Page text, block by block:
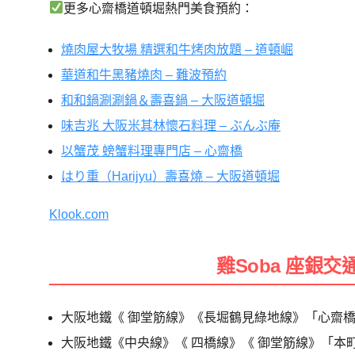
更多心齋橋道頓堀熱門美食預約：
燒肉屋大牧場 精選和牛烤肉放題 – 道頓崛
華道和牛黑豬燒肉 – 難波預約
和和鍋涮涮鍋＆壽喜鍋 – 大阪道頓堀
味吉兆 大阪米其林懷石料理 – ぶんぶ庵
以蟹茂 螃蟹料理專門店 – 心齋橋
はり重（Harijyu）壽喜燒 – 大阪道頓堀
Klook.com
雞Soba 座銀交
大阪地鐵《 御堂筋線》《長堀鶴見綠地線》「心齋
大阪地鐵《中央線》《 四橋線》《 御堂筋線》「本